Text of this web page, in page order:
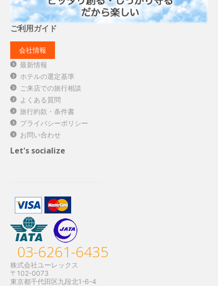
ご利用ガイド
会社情報
最新情報
ホテルの選定基準
ご来店での旅行相談
よくある質問
旅行約款・条件書
プライバシーポリシー
お問い合わせ
Let's socialize
03-6261-6435
株式会社ユーレックス
〒102-0073
東京都千代田区九段北1-6-4